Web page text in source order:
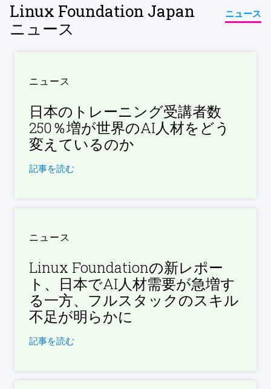
Linux Foundation Japan
ニュース
ニュース
ニュース
日本のトレーニング受講者数
250％増が世界のAI人材をどう
変えているのか
記事を読む
ニュース
Linux Foundationの新レポー
ト、日本でAI人材需要が急増す
る一方、フルスタックのスキル
不足が明らかに
記事を読む